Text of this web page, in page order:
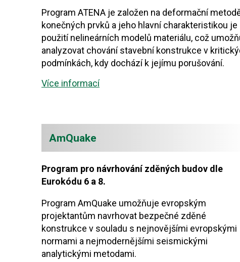
Program ATENA je založen na deformační
konečných prvků a jeho hlavní charakteristikou je
použití nelineárních modelů materiálu, což
analyzovat chování stavební konstrukce v
podmínkách, kdy dochází k jejímu porušování.
Více informací
AmQuake
Program pro návrhování zděných budov dle
Eurokódu 6 a 8.
Program AmQuake umožňuje evropským
projektantům navrhovat bezpečné zděné
konstrukce v souladu s nejnovějšími evropskými
normami a nejmodernějšími seismickými
analytickými metodami.